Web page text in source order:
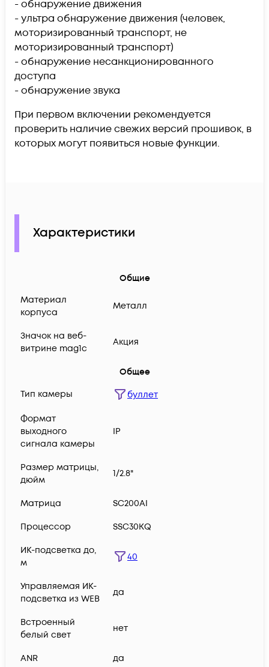
- обнаружение движения
- ультра обнаружение движения (человек,
моторизированный транспорт, не
моторизированный транспорт)
- обнаружение несанкционированного
доступа
- обнаружение звука
При первом включении рекомендуется
проверить наличие свежих версий прошивок, в
которых могут появиться новые функции.
Характеристики
Общие
Материал
корпуса
Металл
Значок на веб-
витрине mag1c
Акция
Общее
Тип камеры
буллет
Формат
выходного
сигнала камеры
IP
Размер матрицы,
дюйм
1/2.8"
Матрица SC200AI
Процессор SSC30KQ
ИК-подсветка до,
м
40
Управляемая ИК-
подсветка из WEB
да
Встроенный
белый свет
нет
ANR да